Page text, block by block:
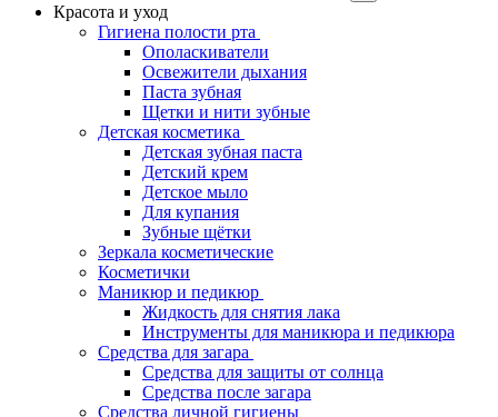
Красота и уход
Гигиена полости рта
Ополаскиватели
Освежители дыхания
Паста зубная
Щетки и нити зубные
Детская косметика
Детская зубная паста
Детский крем
Детское мыло
Для купания
Зубные щётки
Зеркала косметические
Косметички
Маникюр и педикюр
Жидкость для снятия лака
Инструменты для маникюра и педикюра
Средства для загара
Средства для защиты от солнца
Средства после загара
Средства личной гигиены